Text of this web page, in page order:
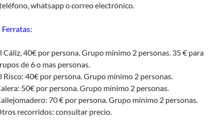
whatsapp o correo electrónico.
Ferratas:
Cáliz, 40€ por persona. Grupo mínimo 2 personas. 35 € para
de 6 o mas personas.
Risco: 40€ por persona. Grupo mínimo 2 personas.
50€ por persona. Grupo mínimo 2 personas.
70 € por persona. Grupo mínimo 2 personas.
recorridos: consultar precio.